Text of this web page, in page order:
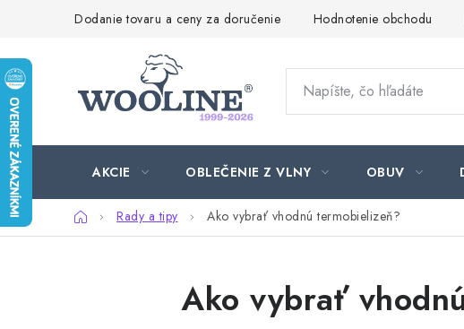
Dodanie tovaru a ceny za doručenie Hodnotenie obchodu
AKCIE OBLEČENIE Z VLNY OBUV
DomovRady a tipy Ako vybrať vhodnú termobielizeň?
Ako vybrať